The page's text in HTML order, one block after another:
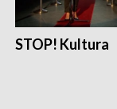
STOP! Kultura